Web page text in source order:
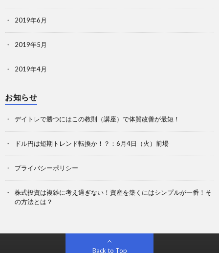
2019年6月
2019年5月
2019年4月
お知らせ
デイトレで勝つにはこの教則（講座）で体質改善が最短！
ドル円は短期トレンド転換か！？：6月4日（火）前場
プライバシーポリシー
株式投資は複雑に考え過ぎない！資産を築くにはシンプルが一番！そ
の方法とは？
Back to Top